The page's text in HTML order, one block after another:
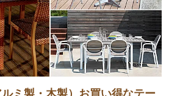
ミ製・木製）お買い得なテー